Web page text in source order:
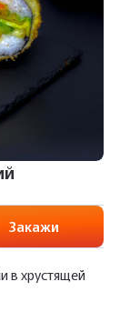
Закажи
в хрустящей